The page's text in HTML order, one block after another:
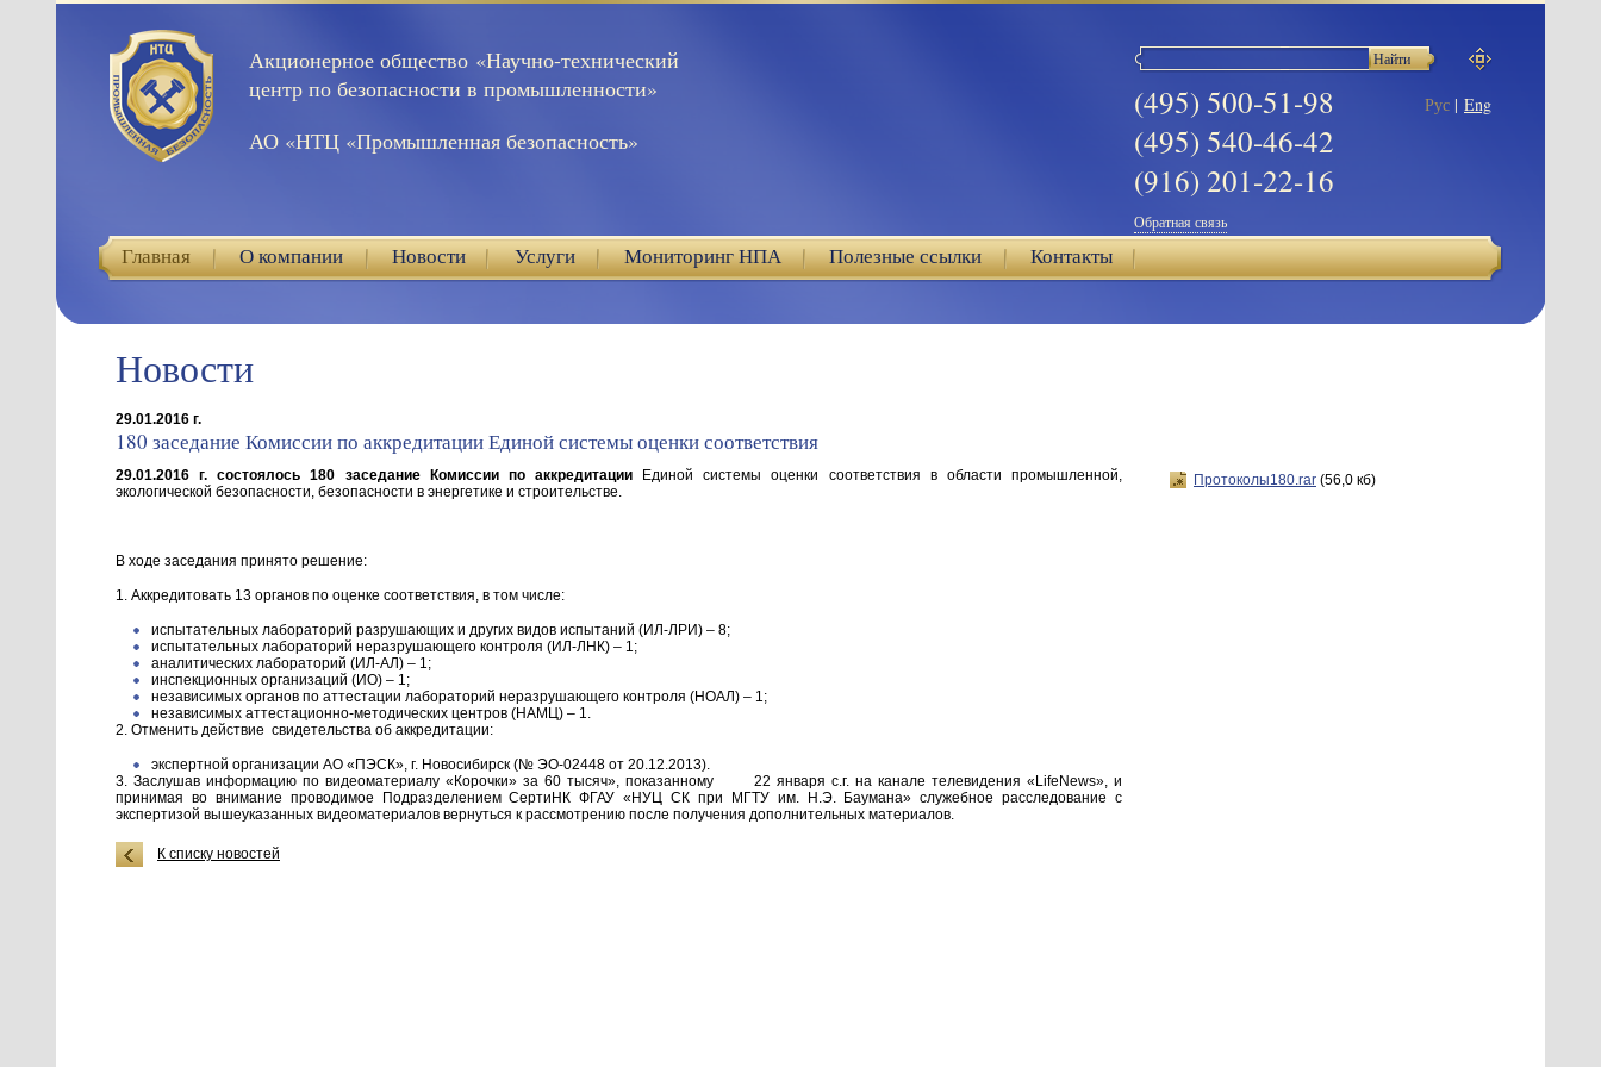
Акционерное общество «Научно-технический
центр по безопасности в промышленности»
АО «НТЦ «Промышленная безопасность»
(495) 500-51-98
(495) 540-46-42
(916) 201-22-16
Рус | Eng
Обратная связь
Главная О компании Новости Услуги Мониторинг НПА Полезные ссылки Контакты
Новости
Протоколы180.rar (56,0 кб)
29.01.2016 г.
180 заседание Комиссии по аккредитации Единой системы оценки соответствия
29.01.2016 г. состоялось 180 заседание Комиссии по аккредитации
Единой системы оценки соответствия в области промышленной,
экологической безопасности, безопасности в энергетике и строительстве.
В ходе заседания принято решение:
1. Аккредитовать 13 органов по оценке соответствия, в том числе:
испытательных лабораторий разрушающих и других видов испытаний (ИЛ-ЛРИ) – 8;
испытательных лабораторий неразрушающего контроля (ИЛ-ЛНК) – 1;
аналитических лабораторий (ИЛ-АЛ) – 1;
инспекционных организаций (ИО) – 1;
независимых органов по аттестации лабораторий неразрушающего контроля (НОАЛ) – 1;
независимых аттестационно-методических центров (НАМЦ) – 1.
2. Отменить действие свидетельства об аккредитации:
экспертной организации АО «ПЭСК», г. Новосибирск (№ ЭО-02448 от 20.12.2013).
3. Заслушав информацию по видеоматериалу «Корочки» за 60 тысяч», показанному 22 января с.г. на канале телевидения «LifeNews», и
принимая во внимание проводимое Подразделением СертиНК ФГАУ «НУЦ СК при МГТУ им. Н.Э. Баумана» служебное расследование с
экспертизой вышеуказанных видеоматериалов вернуться к рассмотрению после получения дополнительных материалов.
К списку новостей